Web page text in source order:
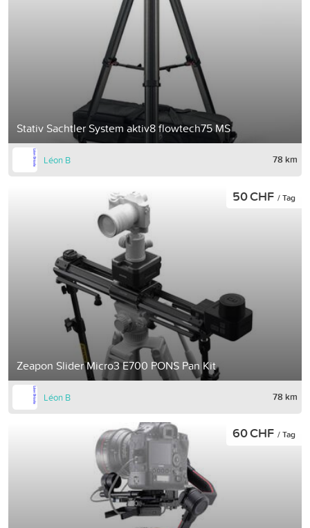
Stativ Sachtler System aktiv8 flowtech75 MS
Léon B 78 km
Zeapon Slider Micro3 E700 PONS Pan Kit
50 CHF / Tag
Léon B 78 km
60 CHF / Tag